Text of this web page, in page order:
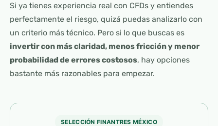
Si ya tienes experiencia real con CFDs y entiendes
perfectamente el riesgo, quizá puedas analizarlo con
un criterio más técnico. Pero si lo que buscas es
invertir con más claridad, menos fricción y menor
probabilidad de errores costosos, hay opciones
bastante más razonables para empezar.
SELECCIÓN FINANTRES MÉXICO